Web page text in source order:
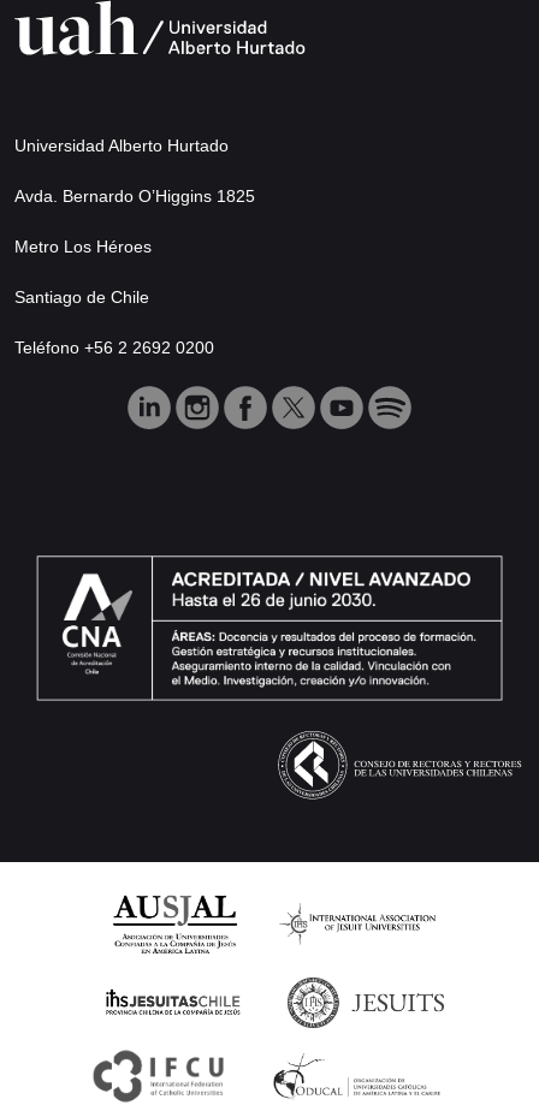
Universidad Alberto Hurtado
Avda. Bernardo O’Higgins 1825
Metro Los Héroes
Santiago de Chile
Teléfono +56 2 2692 0200